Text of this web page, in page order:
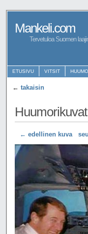
Mankeli.com
Tervetuloa Suomen
ETUSIVU VITSIT
← takaisin
Huumorikuvat
← edellinen kuva